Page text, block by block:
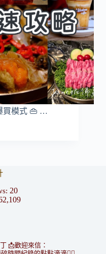
買模式 👜 …
20
📩歡迎來信：